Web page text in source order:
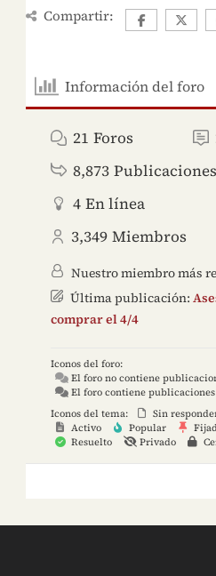
Compartir:
Información del foro
21 Foros
8,873 Publicaciones
4 En línea
3,349 Miembros
Nuestro miembro más
Última publicación:
comprar el 4/4
Iconos del foro:
El foro no contiene
El foro contiene
Iconos del tema:
Sin
Activo
Popular
Resuelto
Privado